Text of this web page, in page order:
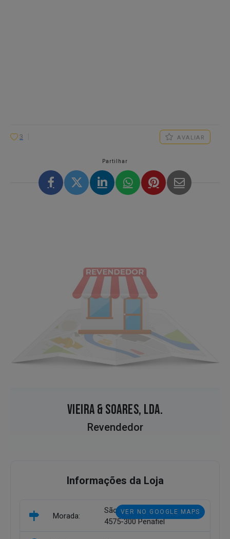
3 AVALIAR
Partilhar
VIEIRA & SOARES, LDA.
Revendedor
Informações da Loja
Morada:
São Miguel de Paredes
4575-300 Penafiel
VER NO GOOGLE MAPS